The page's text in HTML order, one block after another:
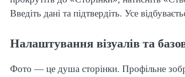
Введіть дані та підтвердіть. Усе
Налаштування візуалів та
Фото — це душа сторінки. Профільне